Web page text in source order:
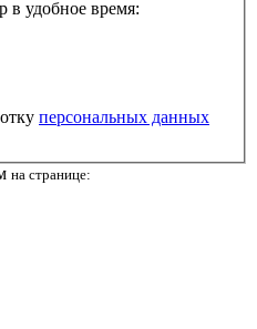
в удобное время:
персональных данных
на странице: